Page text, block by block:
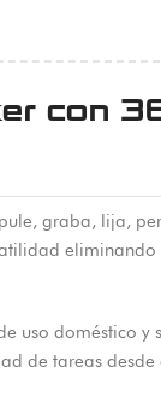
con
graba, lija,
uso
de tareas